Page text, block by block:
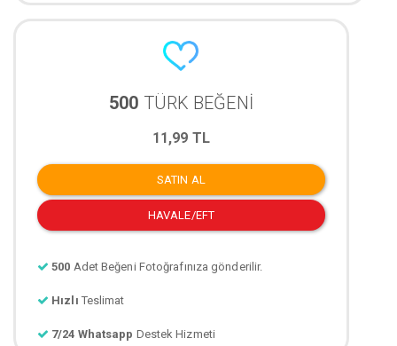
500 TÜRK BEĞENİ
11,99 TL
SATIN AL
HAVALE/EFT
500 Adet Beğeni Fotoğrafınıza gönderilir.
Hızlı Teslimat
7/24 Whatsapp Destek Hizmeti